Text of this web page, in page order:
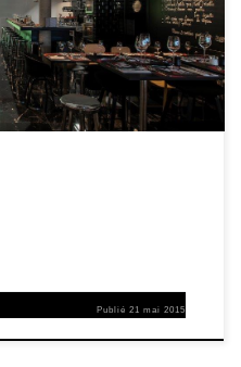
Publié21 mai 2015